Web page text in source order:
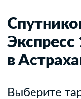
Экспресс
в
Выберите